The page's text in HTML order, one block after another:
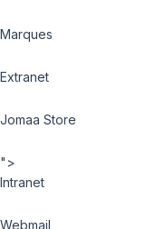
Marques
Extranet
Jomaa Store
">
Intranet
Webmail